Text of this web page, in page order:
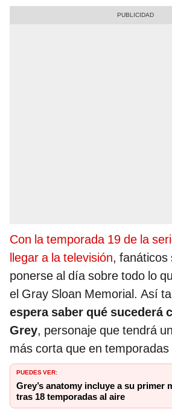
Con la temporada 19 de la
llegar a la televisión, fanáticos
ponerse al día sobre todo lo
el Gray Sloan Memorial. Así
espera saber qué sucederá
Grey, personaje que tendrá
más corta que en temporadas
PUEDES VER:
Grey’s anatomy incluye a su primer
tras 18 temporadas al aire